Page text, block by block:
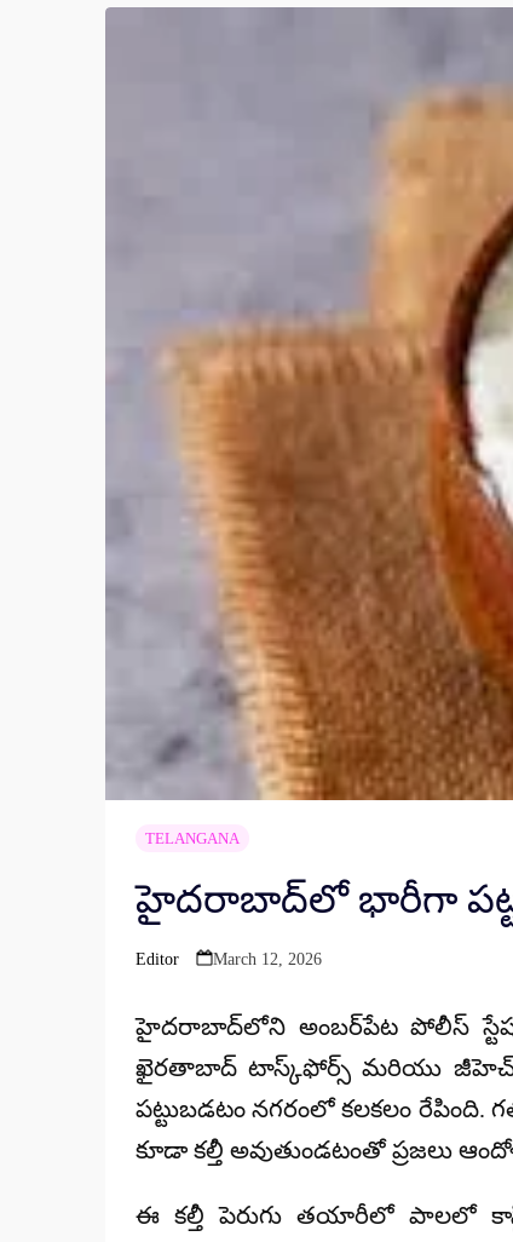
TELANGANA
హైదరాబాద్‌లో భారీగా
Posted
Editor March 12, 2026
హైదరాబాద్‌లోని అంబర్‌పేట పోలీస్ స్టేషన్
ఖైరతాబాద్ టాస్క్‌ఫోర్స్ మరియు
పట్టుబడటం నగరంలో కలకలం రేపింది.
కూడా కల్తీ అవుతుండటంతో ప్రజలు
ఈ కల్తీ పెరుగు తయారీలో పాలలో